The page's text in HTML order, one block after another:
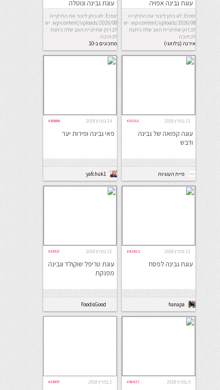
עוגת גבינה אפויה
(ומקושטת)
Error: לא ניתן ליצור את התיקייה
wp-content/uploads/2026/08. יש
לבדוק שתיקיית האב שלה ניתנת
לכתיבה.
אירנה (בלוזוגי)
עוגת גבינה ונוטלה
Error: לא ניתן ליצור את התיקייה
wp-content/uploads/2026/08. יש
לבדוק שתיקיית האב שלה ניתנת
לכתיבה.
מתכונים ב-10
דקות
21 במרץ 2018 #31313
עוגה קפואה של גבינה
ודבש
פיית העוגיות
14 במרץ 2018 #30868
פאי גבינה ופירות יער
yafchuk1
12 במרץ 2018 #42822
עוגת גבינה לפסח
hanapa
12 במרץ 2018 #31917
עוגת טריפל שוקולד וגבינה
מפנקת
FoodisGood
5 במרץ 2018 #36427 2 במרץ 2018 #33857